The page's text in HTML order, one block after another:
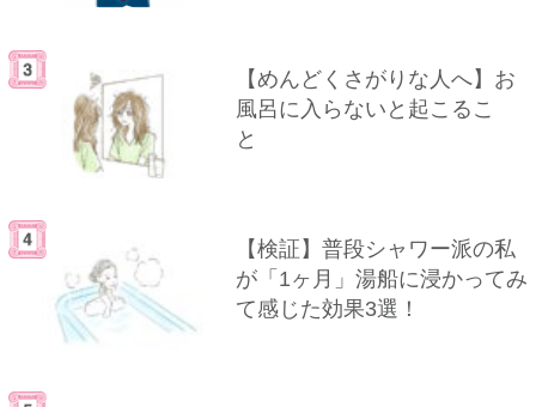
【めんどくさがりな人へ】お
風呂に入らないと起こるこ
と
【検証】普段シャワー派の私
が「1ヶ月」湯船に浸かってみ
て感じた効果3選！